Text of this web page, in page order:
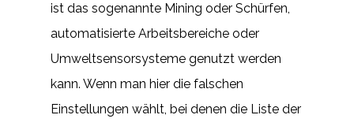
ist das sogenannte Mining oder Schürfen,
automatisierte Arbeitsbereiche oder
Umweltsensorsysteme genutzt werden
kann. Wenn man hier die falschen
Einstellungen wählt, bei denen die Liste der